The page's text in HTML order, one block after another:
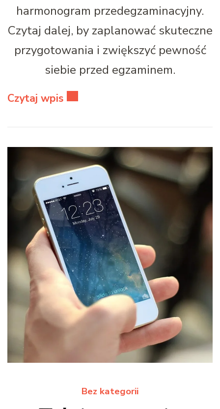
harmonogram przedegzaminacyjny.
Czytaj dalej, by zaplanować skuteczne
przygotowania i zwiększyć pewność
siebie przed egzaminem.
Czytaj wpis
Bez kategorii